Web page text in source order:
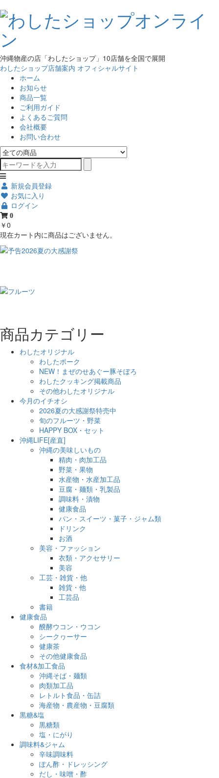
沖縄物産の店「わしたショップ」10店舗を全国で展開
わしたショップ店舗案内 オフィシャルサイト
ホーム
お知らせ
商品一覧
ご利用ガイド
よくあるご質問
会社概要
お問い合わせ
新規会員登録
お気に入り
ログイン
0
￥0
現在カート内に商品はございません。
商品カテゴリー
わしたオリジナル
わしたポーク
NEW！まぜのせあぐー豚そぼろ
わしたクッキング掲載商品
その他わしたオリジナル
今月のイチオシ
2026夏の大感謝祭特売中
旬のフルーツ・野菜
HAPPY BOX・セット
沖縄LIFE[産直]
沖縄の美味しいもの
精肉・肉加工品
野菜・果物
水産物・水産加工品
豆腐・麺類・乳製品
調味料・漬物
健康食品
パン・スイーツ・菓子・ジャム類
ドリンク
お酒
美容・ファッション
衣類・アクセサリー
美容
工芸・雑貨・他
雑貨・他
工芸品
書籍
健康食品
醗酵ウコン・ウコン
シークヮーサー
健康茶
その他健康食品
食材&加工食品
沖縄そば・麺類
肉類加工品
レトルト食品・缶詰
海産物・農産物・豆腐類
黒糖&塩
黒糖類
塩・にがり
調味料&ジャム
辛味調味料
ぽん酢・ドレッシング
だし・味噌・酢